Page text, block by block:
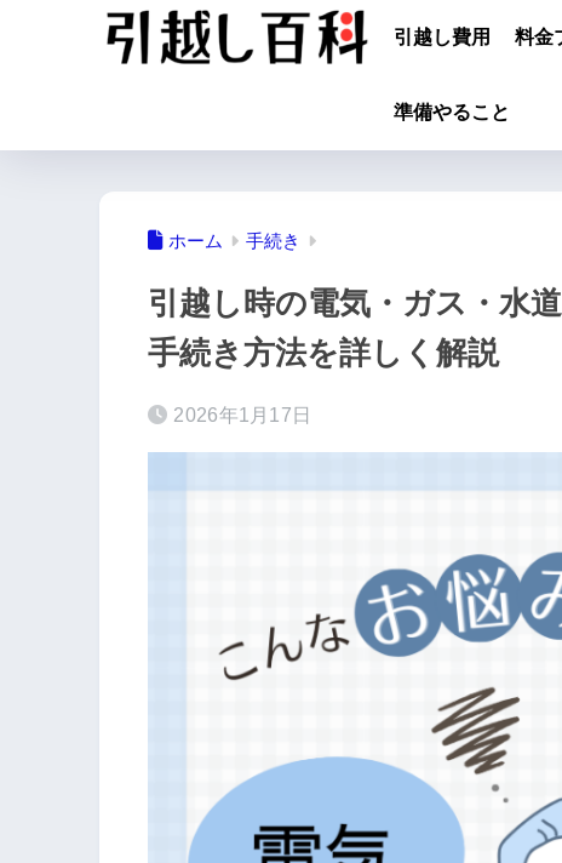
引越し費用 料金
準備やること
ホーム 手続き
引越し時の電気・ガス・水
手続き方法を詳しく解説
2026年1月17日